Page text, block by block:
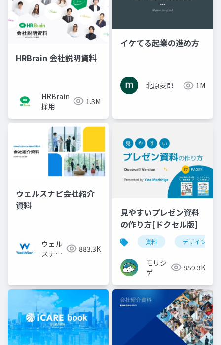
HRBrain 会社説明資料
HRBrain
採用
1.3M
イケてる起業の進め方
北原麦郎 1M
ウェルスナビ会社紹介
資料
ウェル
スナビ
883.3K
見やすいプレゼン資料
の作り方[ドクセル版]
資料 デザイン
モリシ
ゲ
859.3K